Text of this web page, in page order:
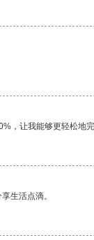
，让我能够更轻松地完
生活点滴。